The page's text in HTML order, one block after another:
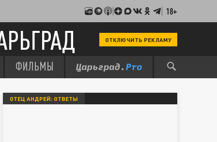
18+
ОТКЛЮЧИТЬ РЕКЛАМУ
ФИЛЬМЫ
ОТЕЦ АНДРЕЙ: ОТВЕТЫ